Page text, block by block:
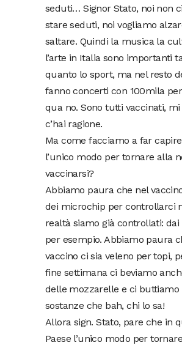
seduti… Signor Stato, noi non
stare seduti, noi vogliamo
saltare. Quindi la musica la
l’arte in Italia sono importanti
quanto lo sport, ma nel resto
fanno concerti con 100mila
qua no. Sono tutti vaccinati,
c’hai ragione.
Ma come facciamo a far
l’unico modo per tornare alla
vaccinarsi?
Abbiamo paura che nel
dei microchip per controllarci
realtà siamo già controllati:
per esempio. Abbiamo paura
vaccino ci sia veleno per topi,
fine settimana ci beviamo
delle mozzarelle e ci buttiamo
sostanze che bah, chi lo sa!
Allora sign. Stato, pare che in
Paese l’unico modo per